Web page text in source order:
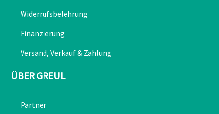
Widerrufsbelehrung
Finanzierung
Versand, Verkauf & Zahlung
ÜBER GREUL
Partner